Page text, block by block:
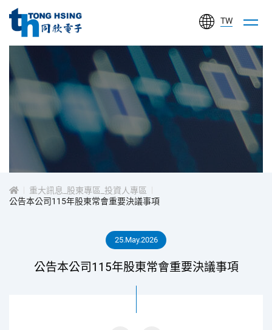
同
欣
電
子
工
份
有
限
TW
投
人
專
區
重大訊息_股東專區_投資人專區
公告本公司115年股東常會重要決議事項
25.May.2026
公告本公司115年股東常會重要決議事項